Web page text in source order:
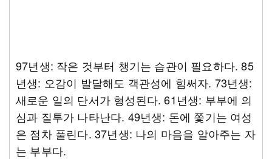
97년생: 작은 것부터 챙기는 습관이 필요하다. 85
년생: 오감이 발달해도 객관성에 힘써자. 73년생:
새로운 일의 단서가 형성된다. 61년생: 부부에 의
심과 질투가 나타난다. 49년생: 돈에 쫓기는 여성
은 점차 풀린다. 37년생: 나의 마음을 알아주는 자
는 부부다.